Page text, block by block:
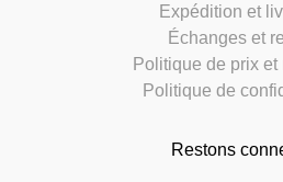
Expédition et
Échanges et
Politique de prix
Politique de
Restons